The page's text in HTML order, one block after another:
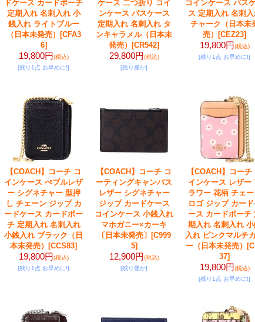
ドケース カードポーチ
定期入れ 名刺入れ 小
銭入れ ライトブルー
（日本未発売）
[CFA3
6]
19,800円(税込)
[残り1点 お早めに!]
ケース 二つ折り コイ
ンケース パスケース
定期入れ 名刺入れ タ
ンキャラメル（日本未
発売）
[CR542]
29,800円(税込)
[残り僅か]
コインケース パス
ス 定期入れ 名刺入
チャーク（日本未
売）
[CEZ23]
19,800円(税込)
[残り1点 お早めに!]
【COACH】コーチ コ
インケース ぺブルレザ
ー シグネチャー 型押
し チェーン ジップ カ
ードケース カードポー
チ 定期入れ 名刺入れ
小銭入れ ブラック（日
本未発売）
[CCS83]
19,800円(税込)
[残り1点 お早めに!]
【COACH】コーチ コ
ーティングキャンバス
レザー シグネチャー
ジップ カードケース
コインケース 小銭入れ
マホガニー×カーキ
〔日本未発売〕 [C999
5]
12,900円(税込)
[残り僅か]
【COACH】コーチ
インケース レザー
ラワー 花柄 チェー
ロゴ ジップ カー
ース カードポーチ
期入れ 名刺入れ 小
入れ ピンクマルチ
ー（日本未発売）
37]
19,800円(税込)
[残り1点 お早めに!]